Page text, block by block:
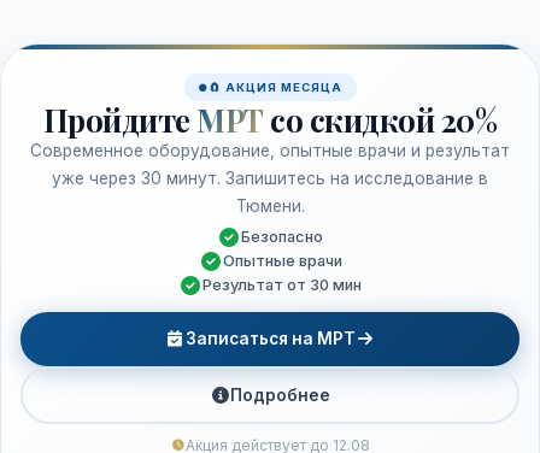
🧲 АКЦИЯ МЕСЯЦА
Пройдите МРТ со скидкой 20%
Современное оборудование, опытные врачи и результат
уже через 30 минут. Запишитесь на исследование в
Тюмени.
Безопасно
Опытные врачи
Результат от 30 мин
Записаться на МРТ
Подробнее
Акция действует до 12.08